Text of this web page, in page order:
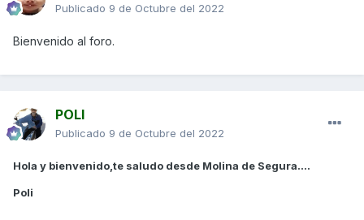
Publicado 9 de Octubre del 2022
Bienvenido al foro.
POLI
Publicado 9 de Octubre del 2022
Hola y bienvenido,te saludo desde Molina de Segura....
Poli